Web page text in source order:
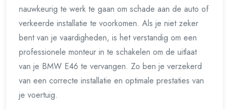
nauwkeurig te werk te gaan om schade aan de auto of
verkeerde installatie te voorkomen. Als je niet zeker
bent van je vaardigheden, is het verstandig om een
professionele monteur in te schakelen om de uitlaat
van je BMW E46 te vervangen. Zo ben je verzekerd
van een correcte installatie en optimale prestaties van
je voertuig.